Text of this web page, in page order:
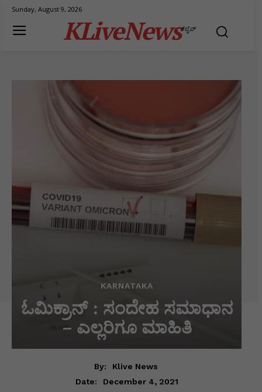
Sunday, August 9, 2026
KLiveNewsಕೆಲೈವ್
KARNATAKA
ಓಮಿಕ್ರಾನ್ : ಸಂದೇಹ ಸಮಾಧಾನ
– ಎಲ್ಲರಿಗೂ ಮಾಹಿತಿ
By:
Klive News
Date:
December 4, 2021